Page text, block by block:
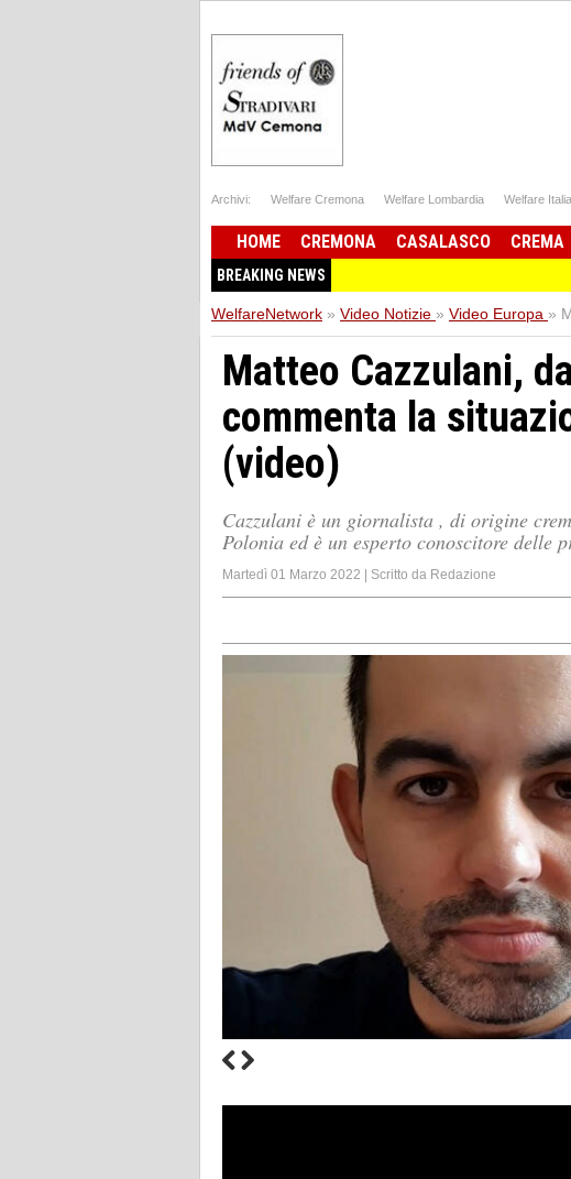
Archivi: Welfare Cremona Welfare Lombardia Welfare Italia
HOME CREMONA CASALASCO CREMA
BREAKING NEWS
WelfareNetwork » Video Notizie » Video Europa »
Matteo Cazzulani,
commenta la
(video)
Cazzulani è un giornalista , di origine
Polonia ed è un esperto conoscitore delle
Martedì 01 Marzo 2022 | Scritto da Redazione